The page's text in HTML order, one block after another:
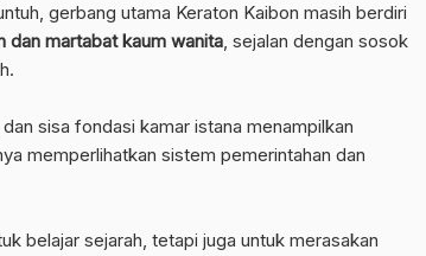
gerbang utama Keraton Kaibon masih berdiri
dan martabat kaum wanita, sejalan dengan sosok
sisa fondasi kamar istana menampilkan
memperlihatkan sistem pemerintahan dan
belajar sejarah, tetapi juga untuk merasakan